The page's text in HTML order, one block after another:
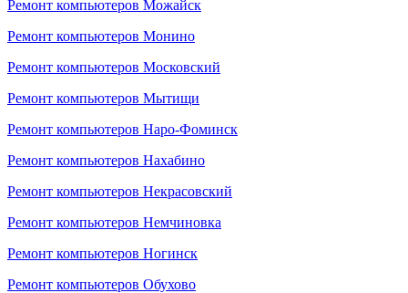
Ремонт компьютеров Можайск
Ремонт компьютеров Монино
Ремонт компьютеров Московский
Ремонт компьютеров Мытищи
Ремонт компьютеров Наро-Фоминск
Ремонт компьютеров Нахабино
Ремонт компьютеров Некрасовский
Ремонт компьютеров Немчиновка
Ремонт компьютеров Ногинск
Ремонт компьютеров Обухово